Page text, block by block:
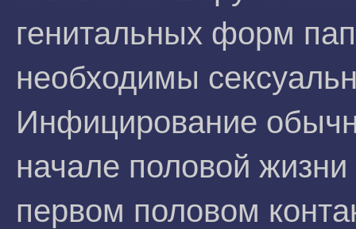
генитальных форм
необходимы
Инфицирование
начале половой
первом половом